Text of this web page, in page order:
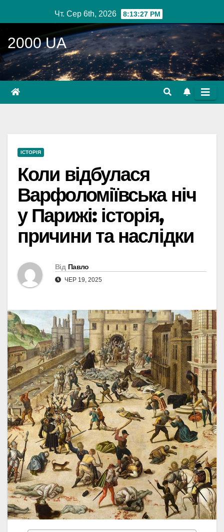
до
вмісту
Чт. Сер 6th, 2026 8:13:28 PM
2000 UA
ІСТОРІЯ
Коли відбулася
Варфоломіївська ніч
у Парижі: історія,
причини та наслідки
Від Павло
ЧЕР 19, 2025